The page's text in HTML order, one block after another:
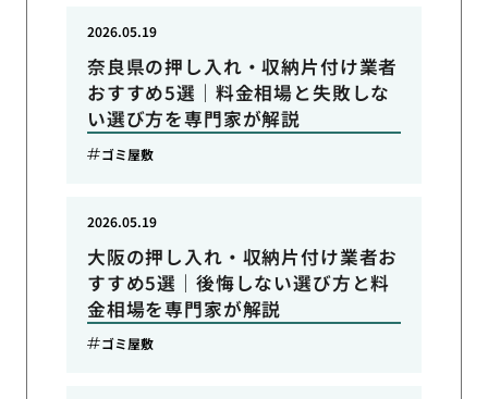
奈良県の押し入れ・収納片付け業者
おすすめ5選｜料金相場と失敗しな
い選び方を専門家が解説
2026.05.19
ゴミ屋敷
大阪の押し入れ・収納片付け業者お
すすめ5選｜後悔しない選び方と料
金相場を専門家が解説
2026.05.19
ゴミ屋敷